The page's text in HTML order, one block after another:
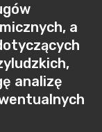
a
analizę